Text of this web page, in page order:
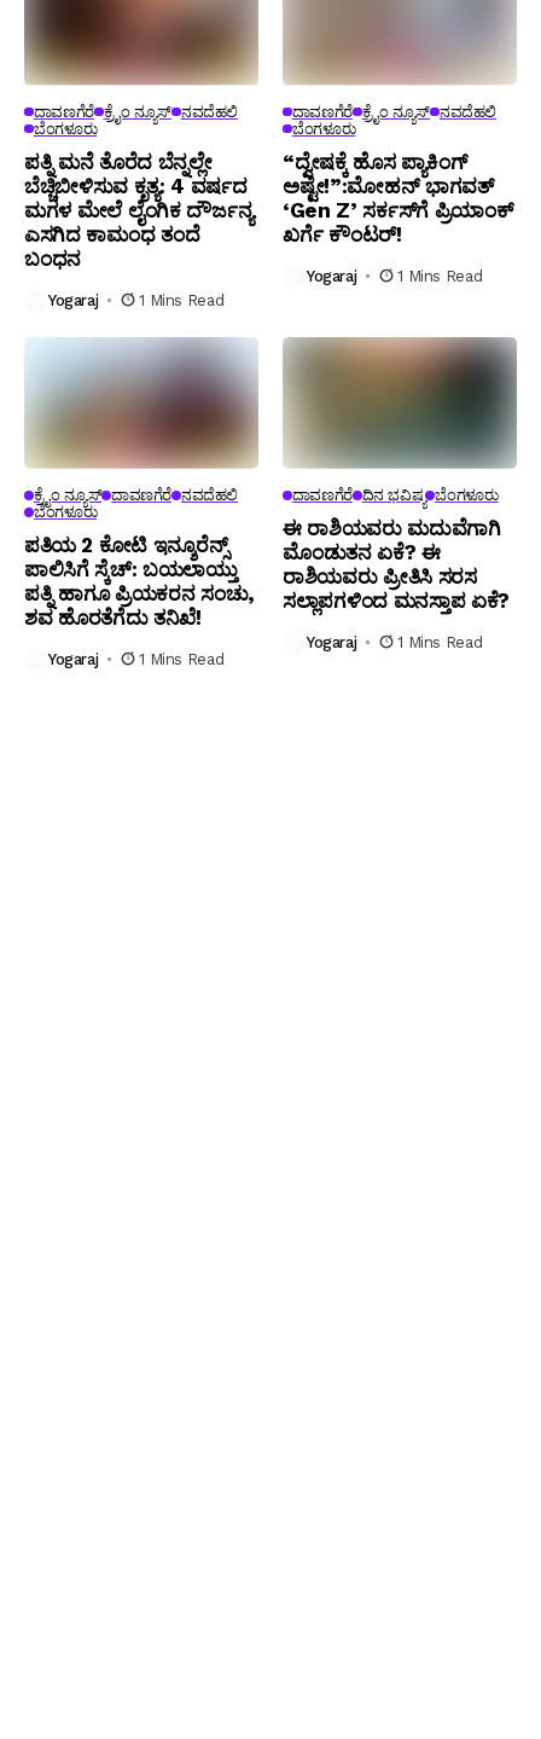
ದಾವಣಗೆರೆ ಕ್ರೈಂ ನ್ಯೂಸ್ ನವದೆಹಲಿ
ಬೆಂಗಳೂರು
ಪತ್ನಿ ಮನೆ ತೊರೆದ ಬೆನ್ನಲ್ಲೇ
ಬೆಚ್ಚಿಬೀಳಿಸುವ ಕೃತ್ಯ: 4 ವರ್ಷದ
ಮಗಳ ಮೇಲೆ ಲೈಂಗಿಕ ದೌರ್ಜನ್ಯ
ಎಸಗಿದ ಕಾಮಂಧ ತಂದೆ
ಬಂಧನ
Yogaraj 1 Mins Read
ದಾವಣಗೆರೆ ಕ್ರೈಂ ನ್ಯೂಸ್ ನವದೆಹಲಿ
ಬೆಂಗಳೂರು
“ದ್ವೇಷಕ್ಕೆ ಹೊಸ ಪ್ಯಾಕಿಂಗ್
ಅಷ್ಟೇ!”:ಮೋಹನ್ ಭಾಗವತ್‌
‘Gen Z’ ಸರ್ಕಸ್‌ಗೆ ಪ್ರಿಯಾಂಕ್
ಖರ್ಗೆ ಕೌಂಟರ್!
Yogaraj 1 Mins Read
ಕ್ರೈಂ ನ್ಯೂಸ್ ದಾವಣಗೆರೆ ನವದೆಹಲಿ
ಬೆಂಗಳೂರು
ಪತಿಯ ₹2 ಕೋಟಿ ಇನ್ಶೂರೆನ್ಸ್
ಪಾಲಿಸಿಗೆ ಸ್ಕೆಚ್: ಬಯಲಾಯ್ತು
ಪತ್ನಿ ಹಾಗೂ ಪ್ರಿಯಕರನ ಸಂಚು,
ಶವ ಹೊರತೆಗೆದು ತನಿಖೆ!
Yogaraj 1 Mins Read
ದಾವಣಗೆರೆ ದಿನ ಭವಿಷ್ಯ ಬೆಂಗಳೂರು
ಈ ರಾಶಿಯವರು ಮದುವೆಗಾಗಿ
ಮೊಂಡುತನ ಏಕೆ? ಈ
ರಾಶಿಯವರು ಪ್ರೀತಿಸಿ ಸರಸ
ಸಲ್ಲಾಪಗಳಿಂದ ಮನಸ್ತಾಪ ಏಕೆ?
Yogaraj 1 Mins Read